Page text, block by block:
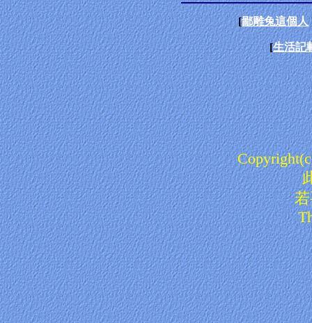
[鄙雕兔這個人
[生活記